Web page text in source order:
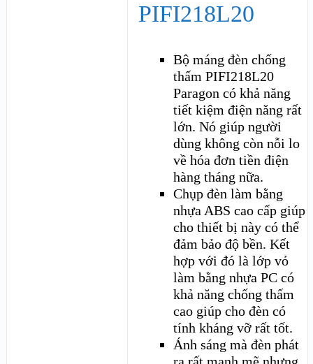
PIFI218L20
Bộ máng đèn chống
thấm PIFI218L20
Paragon có khả năng
tiết kiệm điện năng rất
lớn. Nó giúp người
dùng không còn nỗi lo
về hóa đơn tiền điện
hàng tháng nữa.
Chụp đèn làm bằng
nhựa ABS cao cấp giúp
cho thiết bị này có thể
đảm bảo độ bền. Kết
hợp với đó là lớp vỏ
làm bằng nhựa PC có
khả năng chống thấm
cao giúp cho đèn có
tính kháng vỡ rất tốt.
Ánh sáng mà đèn phát